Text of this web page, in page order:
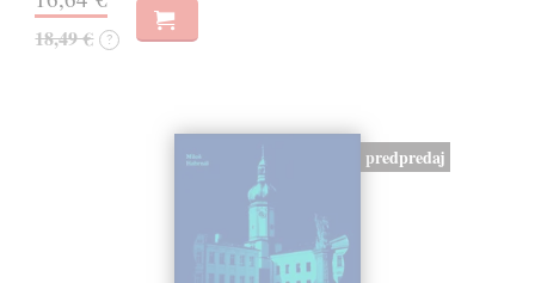
18,49 € ?
predpredaj